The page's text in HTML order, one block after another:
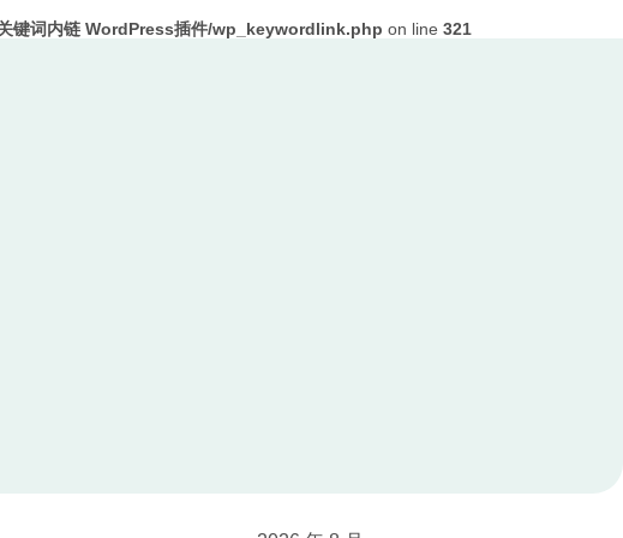
词内链 WordPress插件/wp_keywordlink.php on line 321